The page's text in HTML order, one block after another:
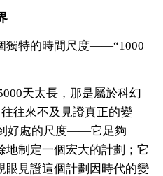
獨特的時間尺度——“1000
天太長，那是屬於科幻
往來不及見證真正的變
好處的尺度——它足夠
地制定一個宏大的計劃；它
眼見證這個計劃因時代的變